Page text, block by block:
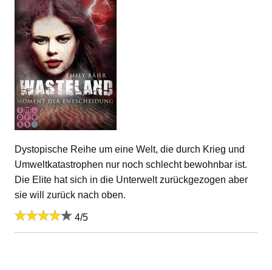
Dystopische Reihe um eine Welt, die durch Krieg und
Umweltkatastrophen nur noch schlecht bewohnbar ist.
Die Elite hat sich in die Unterwelt zurückgezogen aber
sie will zurück nach oben.
4/5